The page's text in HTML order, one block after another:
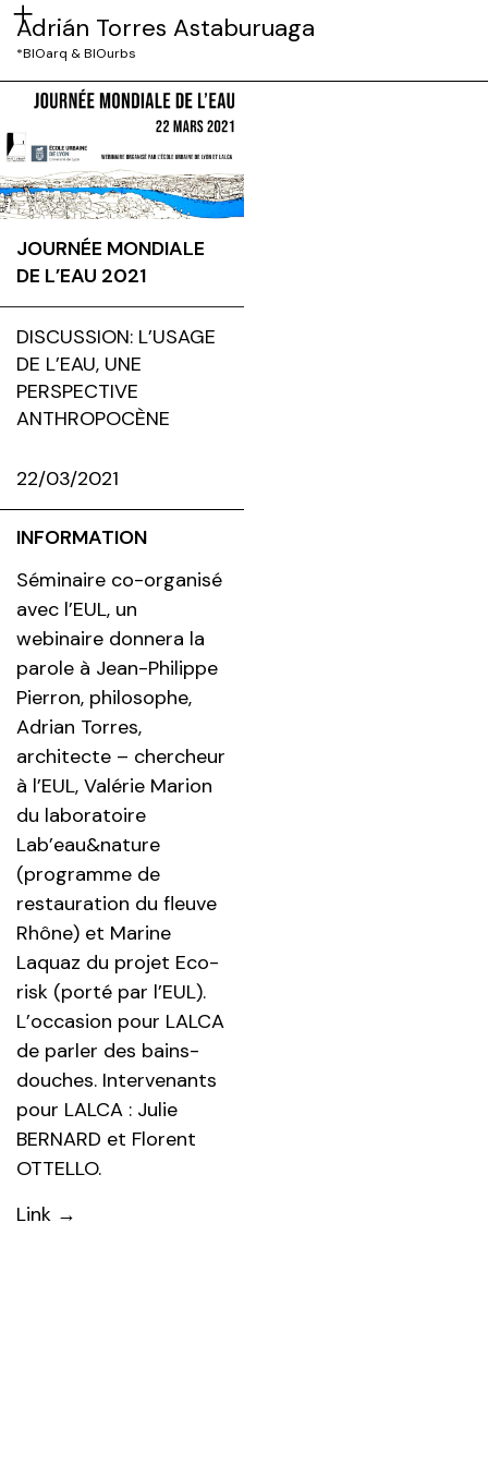
Adrián Torres Astaburuaga
*BIOarq & BIOurbs
JOURNÉE MONDIALE
DE L’EAU 2021
DISCUSSION: L’USAGE
DE L’EAU, UNE
PERSPECTIVE
ANTHROPOCÈNE
22/03/2021
INFORMATION
Séminaire co-organisé
avec l’EUL, un
webinaire donnera la
parole à Jean-Philippe
Pierron, philosophe,
Adrian Torres,
architecte – chercheur
à l’EUL, Valérie Marion
du laboratoire
Lab’eau&nature
(programme de
restauration du fleuve
Rhône) et Marine
Laquaz du projet Eco-
risk (porté par l’EUL).
L’occasion pour LALCA
de parler des bains-
douches. Intervenants
pour LALCA : Julie
BERNARD et Florent
OTTELLO.
Link →